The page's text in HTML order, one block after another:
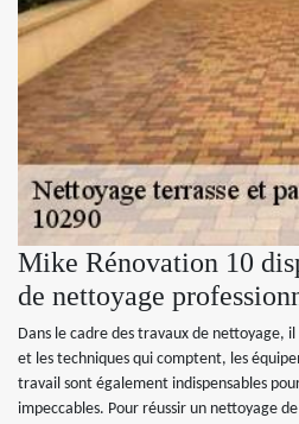
Mike Rénovation 10
de nettoyage
Dans le cadre des travaux de nettoyage, il
et les techniques qui comptent, les
travail sont également indispensables
impeccables. Pour réussir un nettoyage